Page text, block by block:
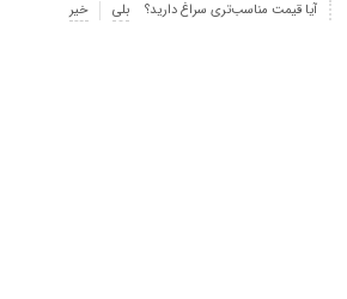
آیا قیمت مناسب‌تری سراغ دارید؟ بلی خیر